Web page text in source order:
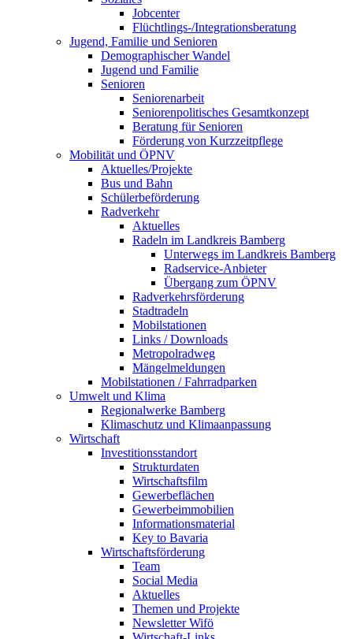
Jobcenter
Flüchtlings-/Integrationsberatung
Jugend, Familie und Senioren
Demographischer Wandel
Jugend und Familie
Senioren
Seniorenarbeit
Seniorenpolitisches Gesamtkonzept
Beratung für Senioren
Förderung von Kurzzeitpflege
Mobilität und ÖPNV
Aktuelles/Projekte
Bus und Bahn
Schülerbeförderung
Radverkehr
Aktuelles
Radeln im Landkreis Bamberg
Unterwegs im Landkreis Bamberg
Radservice-Anbieter
Übergang zum ÖPNV
Radverkehrsförderung
Stadtradeln
Mobilstationen
Links / Downloads
Metropolradweg
Mängelmeldungen
Mobilstationen / Fahrradparken
Umwelt und Klima
Regionalwerke Bamberg
Klimaschutz und Klimaanpassung
Wirtschaft
Investitionsstandort
Strukturdaten
Wirtschaftsfilm
Gewerbeflächen
Gewerbeimmobilien
Informationsmaterial
Key to Bavaria
Wirtschaftsförderung
Team
Social Media
Aktuelles
Themen und Projekte
Newsletter Wifö